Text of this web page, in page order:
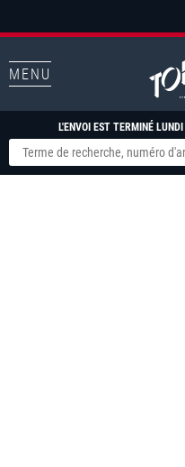
MENU
L'ENVOI EST TERMINÉ LUNDI